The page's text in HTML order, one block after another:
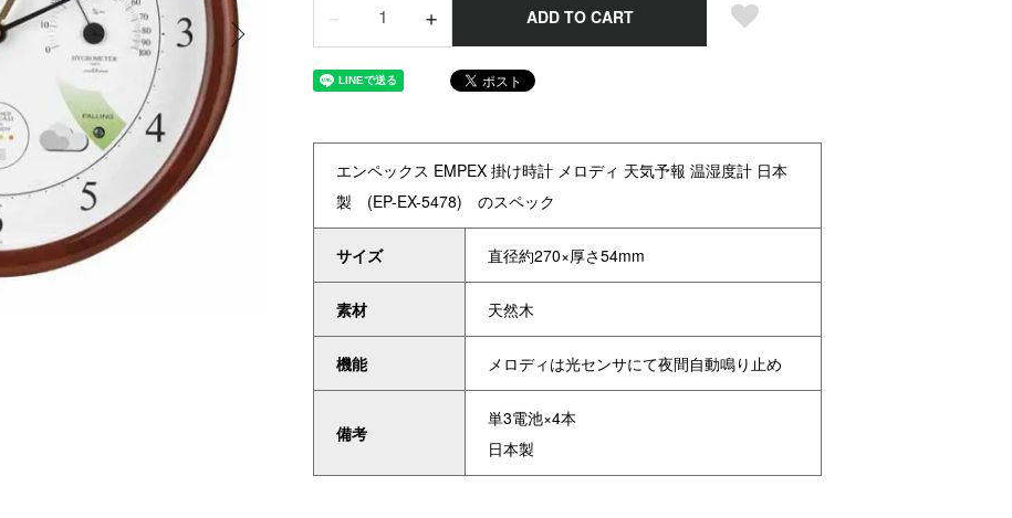
－ ＋ ADD TO CART
エンペックス EMPEX 掛け時計 メロディ 天気予報 温湿度計 日本
製 (EP-EX-5478) のスペック
サイズ 直径約270×厚さ54mm
素材 天然木
機能 メロディは光センサにて夜間自動鳴り止め
備考
単3電池×4本
日本製